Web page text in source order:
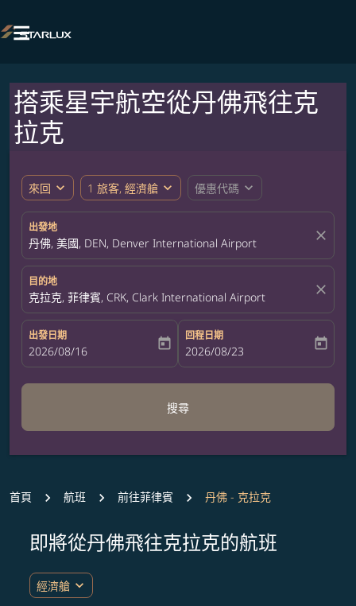

搭乘星宇航空從丹佛飛往克
拉克
來回 expand_more 1 旅客, 經濟艙 expand_more 優惠代碼 expand_more
出發地
丹佛, 美國, DEN, Denver International Airport close
目的地
克拉克, 菲律賓, CRK, Clark International Airport close
出發日期
fc-booking-departure-date-aria-label
2026/08/16 today
回程日期
fc-booking-return-date-aria-label
2026/08/23 today
搜尋
首頁 航班 前往菲律賓 丹佛 - 克拉克
即將從丹佛飛往克拉克的航班
經濟艙 expand_more
無符合您設定條件的票價，請調整篩選條件。